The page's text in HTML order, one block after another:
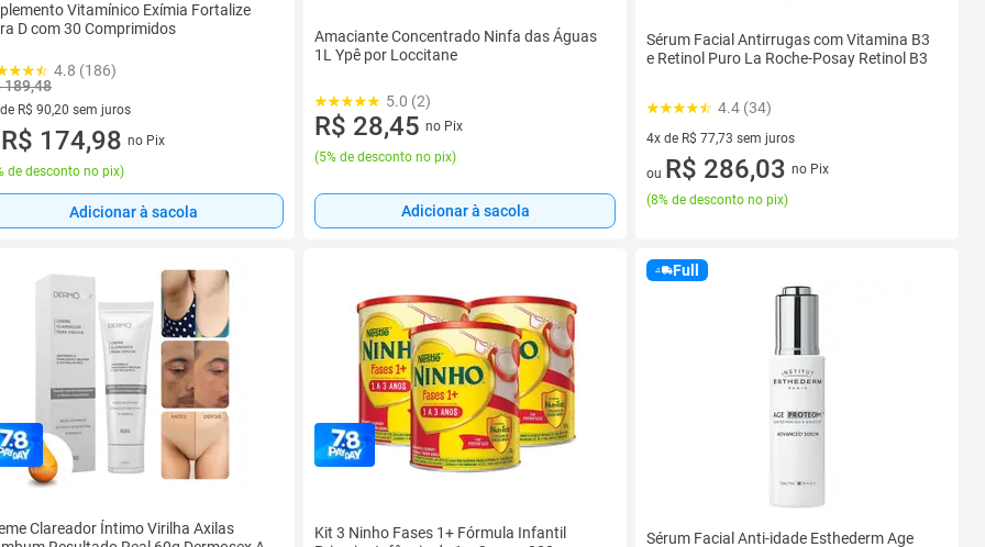
Vitamínico Exímia Fortalize
D com 30 Comprimidos
4.8 (186)
189,48
R$ 90,20 sem juros
de R$ 90,20 sem juros
R$ 174,98 no Pix
de desconto no pix)
Adicionar à sacola
Amaciante Concentrado Ninfa das Águas
1L Ypê por Loccitane
5.0 (2)
R$ 28,45 no Pix
(5% de desconto no pix)
Adicionar à sacola
Sérum Facial Antirrugas com Vitamina B3
e Retinol Puro La Roche-Posay Retinol B3
4.4 (34)
4x de R$ 77,73 sem juros
4 vez de R$ 77,73 sem juros
ou R$ 286,03 no Pix
(8% de desconto no pix)
Clareador Íntimo Virilha Axilas
Kit 3 Ninho Fases 1+ Fórmula Infantil
Full
Sérum Facial Anti-idade Esthederm Age